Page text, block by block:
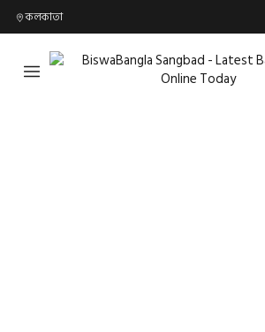
কলকাতা